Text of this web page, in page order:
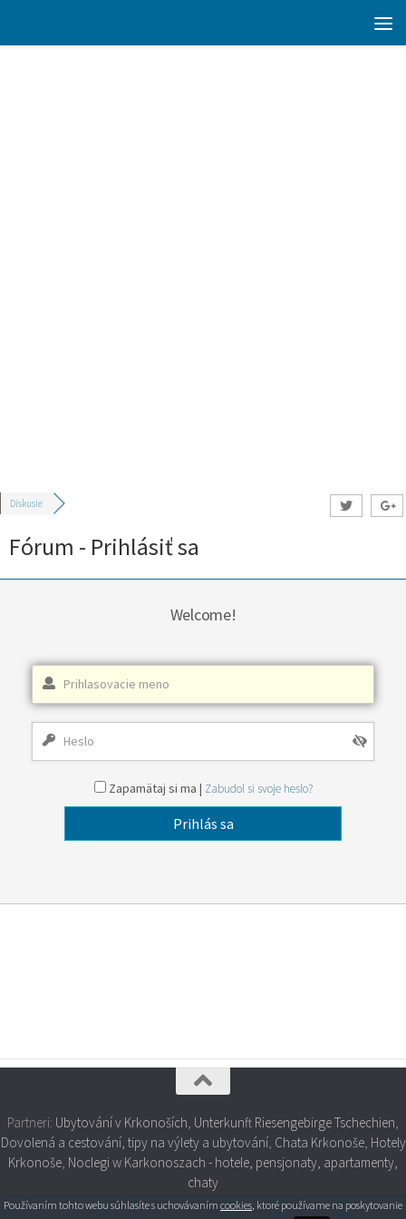
Diskusie
Fórum - Prihlásiť sa
Welcome!
Zapamätaj si ma | Zabudol si svoje heslo?
Partneri: Ubytování v Krkonoších Unterkunft Riesengebirge Tschechien
Dovolená a cestování, tipy na výlety a ubytování, Chata Krkonoše, Hotely
Krkonoše Noclegi w Karkonoszach - hotele, pensjonaty, apartamenty,
chaty
Používaním tohto webu súhlasíte s uchovávaním cookies, ktoré používame na poskytovanie